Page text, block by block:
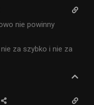
nie powinny
za szybko i nie za